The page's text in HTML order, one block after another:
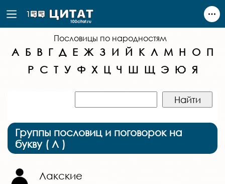
Пословицы по народностям
А Б В Г Д Е Ж З И Й К Л М Н О П
Р С Т У Ф Х Ц Ч Ш Щ Э Ю Я
Группы пословиц и поговорок на
букву ( Л )
Лакские